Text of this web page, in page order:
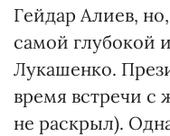
Гейдар Алиев,
самой глубокой
Лукашенко.
время встречи с
не раскрыл).